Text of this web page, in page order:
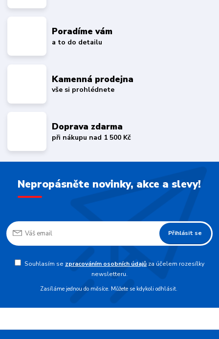
Poradíme vám
a to do detailu
Kamenná prodejna
vše si prohlédnete
Doprava zdarma
při nákupu nad 1 500 Kč
Nepropásněte novinky, akce a slevy!
Přihlásit se
Souhlasím se zpracováním osobních údajůza účelem rozesílky
newsletteru.
Zasíláme jednou do měsíce. Můžete se kdykoli odhlásit.